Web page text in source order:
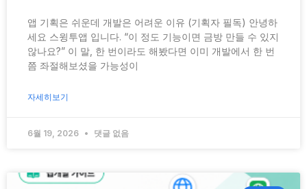
앱 기획은 쉬운데 개발은 어려운 이유 (기획자 필독) 안녕하
세요 스윙투앱 입니다. “이 정도 기능이면 금방 만들 수 있지
않나요?” 이 말, 한 번이라도 해봤다면 이미 개발에서 한 번
쯤 좌절해보셨을 가능성이
자세히보기
6월 19, 2026 댓글 없음